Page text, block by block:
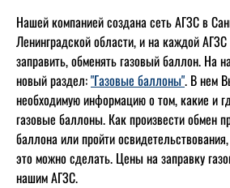
Нашей компанией создана сеть АГЗС в
Ленинградской области, и на каждой
заправить, обменять газовый баллон. На
новый раздел:"Газовые баллоны". В нем
необходимую информацию о том, какие и
газовые баллоны. Как произвести обмен
баллона или пройти
это можно сделать. Цены на заправку
нашим АГЗС.